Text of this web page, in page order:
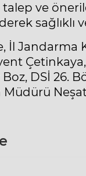
ve
İl Jandarma
DSİ 26.
Müdürü